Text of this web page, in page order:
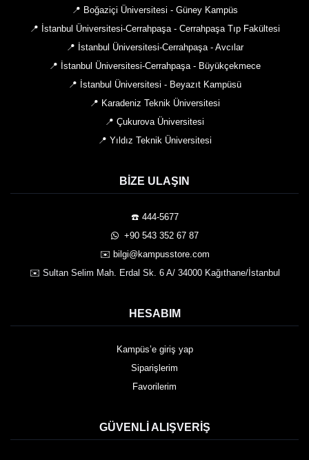
📍 Boğaziçi Üniversitesi - Güney Kampüs
📍 İstanbul Üniversitesi-Cerrahpaşa - Cerrahpaşa Tıp Fakültesi
📍 İstanbul Üniversitesi-Cerrahpaşa - Avcılar
📍 İstanbul Üniversitesi-Cerrahpaşa - Büyükçekmece
📍 İstanbul Üniversitesi - Beyazıt Kampüsü
📍 Karadeniz Teknik Üniversitesi
📍 Çukurova Üniversitesi
📍 Yıldız Teknik Üniversitesi
BIZE ULAŞIN
☎️ 444-5677
️ +90 543 352 67 87
✉️ bilgi@kampusstore.com
✉️ Sultan Selim Mah. Erdal Sk. 6 A/ 34000 Kağıthane/İstanbul
HESABIM
Kampüs’e giriş yap
Siparişlerim
Favorilerim
GÜVENLI ALIŞVERIŞ